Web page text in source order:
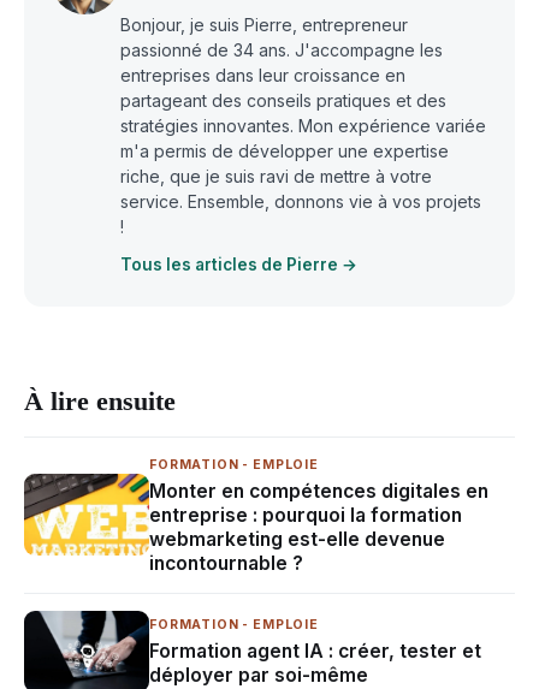
Bonjour, je suis Pierre, entrepreneur
passionné de 34 ans. J'accompagne les
entreprises dans leur croissance en
partageant des conseils pratiques et des
stratégies innovantes. Mon expérience variée
m'a permis de développer une expertise
riche, que je suis ravi de mettre à votre
service. Ensemble, donnons vie à vos projets
!
Tous les articles de Pierre →
À lire ensuite
FORMATION - EMPLOIE
Monter en compétences digitales en
entreprise : pourquoi la formation
webmarketing est-elle devenue
incontournable ?
FORMATION - EMPLOIE
Formation agent IA : créer, tester et
déployer par soi-même